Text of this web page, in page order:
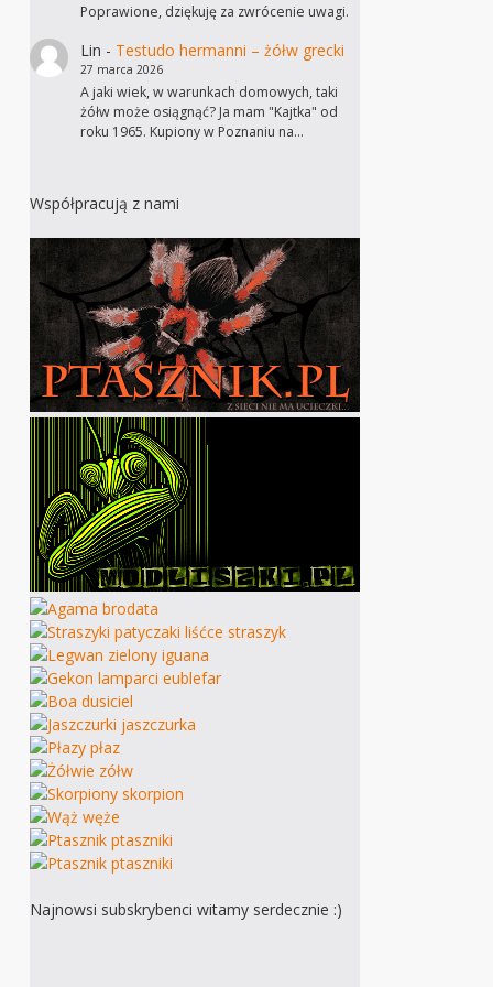
Poprawione, dziękuję za zwrócenie uwagi.
Lin - Testudo hermanni – żółw grecki
27 marca 2026
A jaki wiek, w warunkach domowych, taki
żółw może osiągnąć? Ja mam "Kajtka" od
roku 1965. Kupiony w Poznaniu na…
Współpracują z nami
Najnowsi subskrybenci witamy serdecznie :)